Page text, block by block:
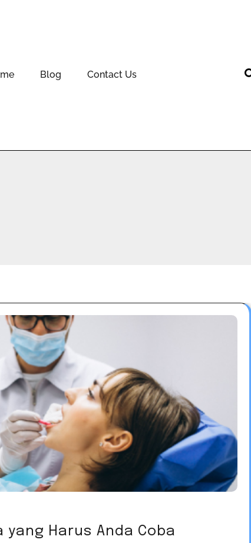
Blog Contact Us
yang Harus Anda Coba